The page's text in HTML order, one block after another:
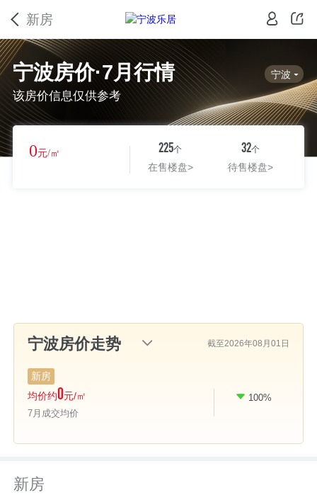
新房
宁波房价·7月行情
该房价信息仅供参考
宁波
0元/㎡ 225个
在售楼盘>
32个
待售楼盘>
截至2026年08月01日
新房
均价约0元/㎡
7月成交均价
100%
新房